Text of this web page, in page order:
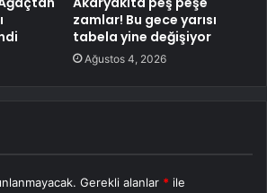
zamlar! Bu gece yarısı
tabela yine değişiyor
Ağustos 4, 2026
Gerekli alanlar * ile